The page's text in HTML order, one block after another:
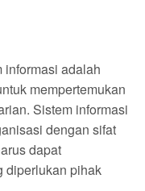
informasi adalah
mempertemukan
Sistem informasi
dengan sifat
dapat
diperlukan pihak